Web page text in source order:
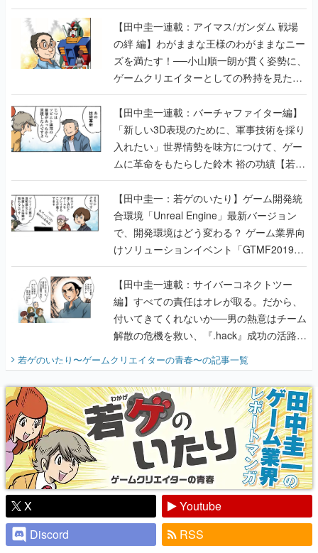
【田中圭一連載：アイマス/ガンダム 戦場
の絆 編】わがままな王様のわがままなニー
ズを満たす！──小山順一朗が貫く姿勢に、
ゲームクリエイターとしての矜持を見た
【若ゲのいたり最終回】
【田中圭一連載：バーチャファイター編】
「新しい3D表現のために、軍事技術を採り
入れたい」世界情勢を味方につけて、ゲー
ムに革命をもたらした鈴木 裕の功績【若ゲ
のいたり】
【田中圭一：若ゲのいたり】ゲーム開発統
合環境「Unreal Engine」最新バージョン
で、開発環境はどう変わる？ ゲーム業界向
けソリューションイベント「GTMF2019」
に行って、より理解を深めよう【PR】
【田中圭一連載：サイバーコネクトツー
編】すべての責任はオレが取る。だから、
付いてきてくれないか──男の熱意はチーム
解散の危機を救い、『.hack』成功の活路を
開く。業界の快男児・松山 洋に流れる血は
『少年ジャンプ』色だった【若ゲのいた
り】
若ゲのいたり〜ゲームクリエイターの青春〜の記事一覧
X
Youtube
Discord
RSS